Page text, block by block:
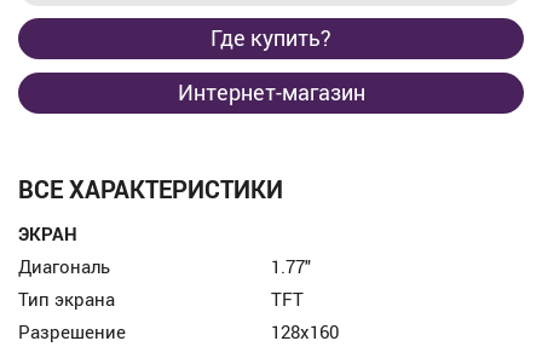
Где купить?
Интернет-магазин
ВСЕ ХАРАКТЕРИСТИКИ
ЭКРАН
Диагональ
1.77″
Тип экрана
TFT
Разрешение
128x160